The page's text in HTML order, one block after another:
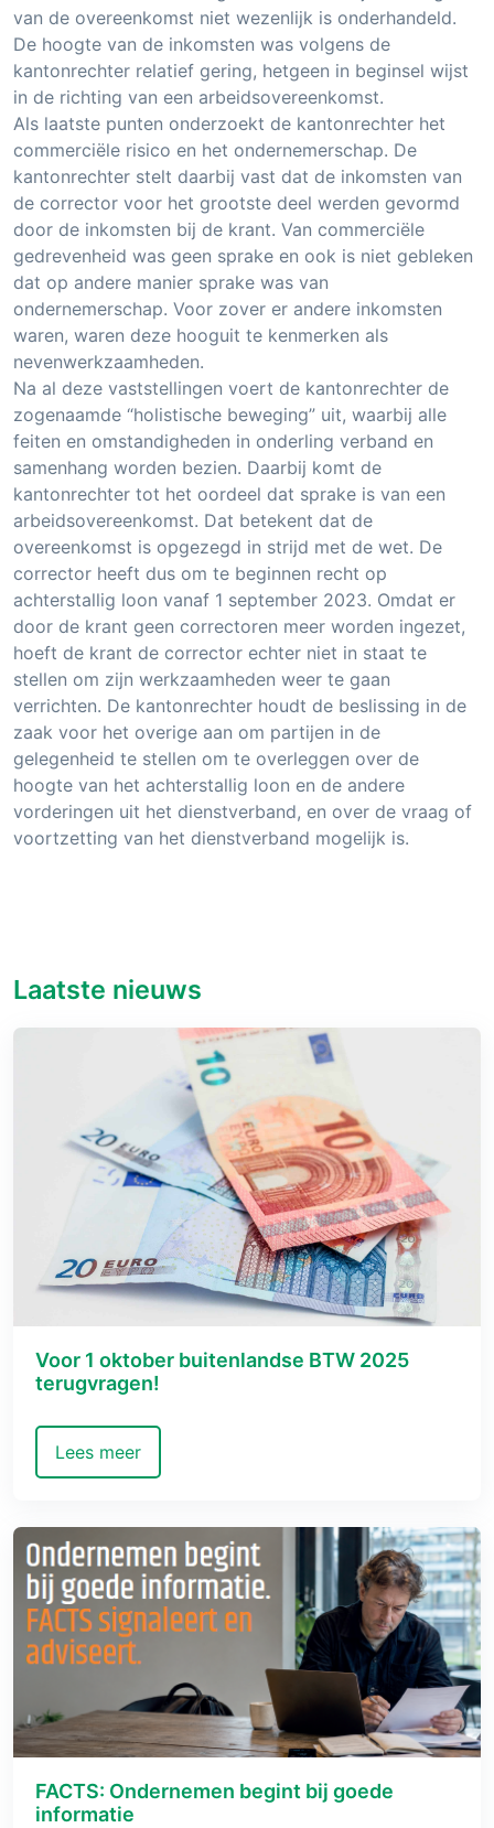
van de overeenkomst niet wezenlijk is onderhandeld.
De hoogte van de inkomsten was volgens de
kantonrechter relatief gering, hetgeen in beginsel wijst
in de richting van een arbeidsovereenkomst.
Als laatste punten onderzoekt de kantonrechter het
commerciële risico en het ondernemerschap. De
kantonrechter stelt daarbij vast dat de inkomsten van
de corrector voor het grootste deel werden gevormd
door de inkomsten bij de krant. Van commerciële
gedrevenheid was geen sprake en ook is niet gebleken
dat op andere manier sprake was van
ondernemerschap. Voor zover er andere inkomsten
waren, waren deze hooguit te kenmerken als
nevenwerkzaamheden.
Na al deze vaststellingen voert de kantonrechter de
zogenaamde “holistische beweging” uit, waarbij alle
feiten en omstandigheden in onderling verband en
samenhang worden bezien. Daarbij komt de
kantonrechter tot het oordeel dat sprake is van een
arbeidsovereenkomst. Dat betekent dat de
overeenkomst is opgezegd in strijd met de wet. De
corrector heeft dus om te beginnen recht op
achterstallig loon vanaf 1 september 2023. Omdat er
door de krant geen correctoren meer worden ingezet,
hoeft de krant de corrector echter niet in staat te
stellen om zijn werkzaamheden weer te gaan
verrichten. De kantonrechter houdt de beslissing in de
zaak voor het overige aan om partijen in de
gelegenheid te stellen om te overleggen over de
hoogte van het achterstallig loon en de andere
vorderingen uit het dienstverband, en over de vraag of
voortzetting van het dienstverband mogelijk is.
Laatste nieuws
Voor 1 oktober buitenlandse BTW 2025
terugvragen!
Lees meer
FACTS: Ondernemen begint bij goede
informatie